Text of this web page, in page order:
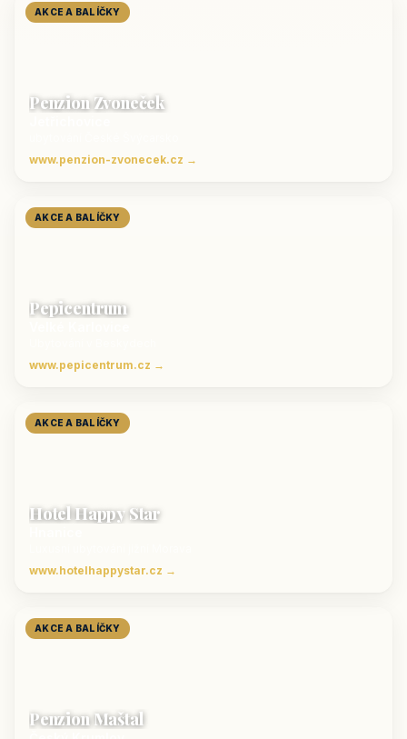
AKCE A BALÍČKY
Penzion Zvoneček
www.penzion-zvonecek.cz →
AKCE A BALÍČKY
Pepicentrum
www.pepicentrum.cz →
AKCE A BALÍČKY
Hotel Happy Star
www.hotelhappystar.cz →
AKCE A BALÍČKY
Penzion Maštal